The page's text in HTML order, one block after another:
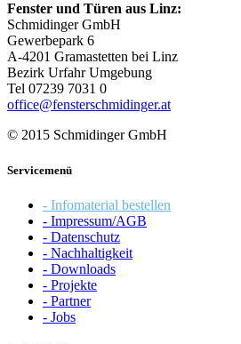
Fenster und Türen aus Linz:
Schmidinger GmbH
Gewerbepark 6
A-4201 Gramastetten bei Linz
Bezirk Urfahr Umgebung
Tel 07239 7031 0
office@fensterschmidinger.at
© 2015 Schmidinger GmbH
Servicemenü
- Infomaterial bestellen
- Impressum/AGB
- Datenschutz
- Nachhaltigkeit
- Downloads
- Projekte
- Partner
- Jobs